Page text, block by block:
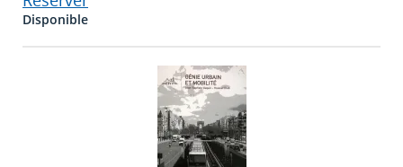
Disponible